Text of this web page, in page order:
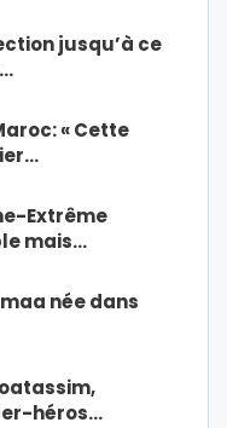
jusqu’à ce
« Cette
Extrême
mais…
née dans
héros…